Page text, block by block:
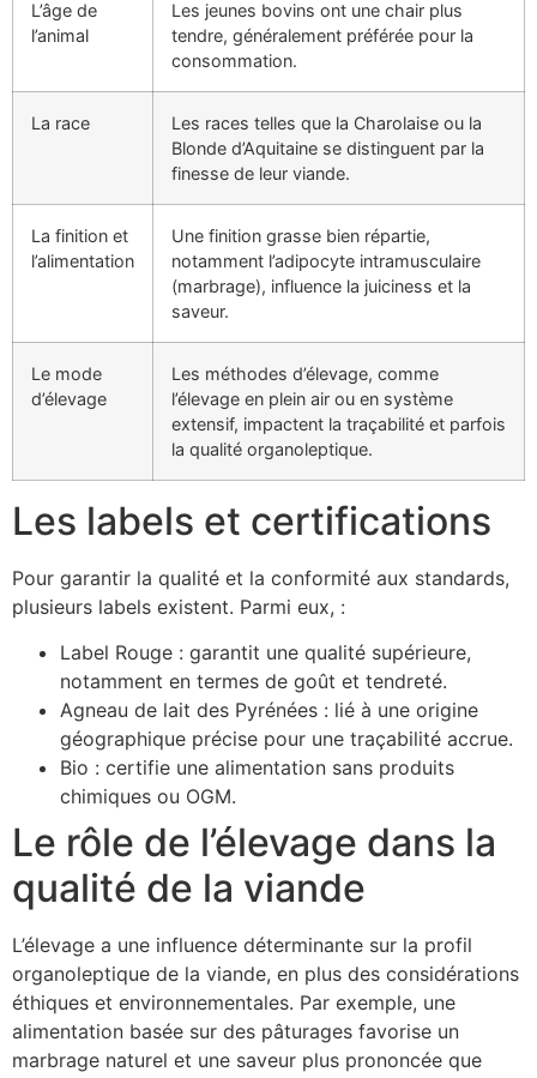
L’âge de
l’animal
Les jeunes bovins ont une chair plus
tendre, généralement préférée pour la
consommation.
La race
Les races telles que la Charolaise ou la
Blonde d’Aquitaine se distinguent par la
finesse de leur viande.
La finition et
l’alimentation
Une finition grasse bien répartie,
notamment l’adipocyte intramusculaire
(marbrage), influence la juiciness et la
saveur.
Le mode
d’élevage
Les méthodes d’élevage, comme
l’élevage en plein air ou en système
extensif, impactent la traçabilité et parfois
la qualité organoleptique.
Les labels et certifications
Pour garantir la qualité et la conformité aux standards,
plusieurs labels existent. Parmi eux, :
Label Rouge : garantit une qualité supérieure,
notamment en termes de goût et tendreté.
Agneau de lait des Pyrénées : lié à une origine
géographique précise pour une traçabilité accrue.
Bio : certifie une alimentation sans produits
chimiques ou OGM.
Le rôle de l’élevage dans la
qualité de la viande
L’élevage a une influence déterminante sur la profil
organoleptique de la viande, en plus des considérations
éthiques et environnementales. Par exemple, une
alimentation basée sur des pâturages favorise un
marbrage naturel et une saveur plus prononcée que